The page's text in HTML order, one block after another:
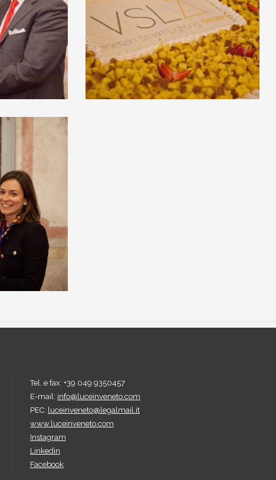
Tel. e fax: +39 049 9350457
E-mail: info@luceinveneto.com
PEC: luceinveneto@legalmail.it
www.luceinveneto.com
Instagram
Linkedin
Facebook